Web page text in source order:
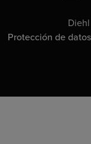
Protección de datos